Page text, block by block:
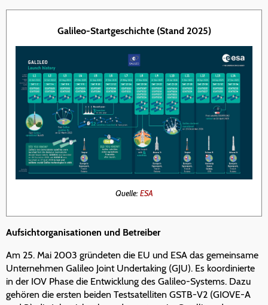
Galileo-Startgeschichte (Stand 2025)
Quelle:ESA
Aufsichtorganisationen und Betreiber
Am 25. Mai 2003 gründeten die EU und ESA das gemeinsame
Unternehmen Galileo Joint Undertaking (GJU). Es koordinierte
in der IOV Phase die Entwicklung des Galileo-Systems. Dazu
gehören die ersten beiden Testsatelliten GSTB-V2 (GIOVE-A